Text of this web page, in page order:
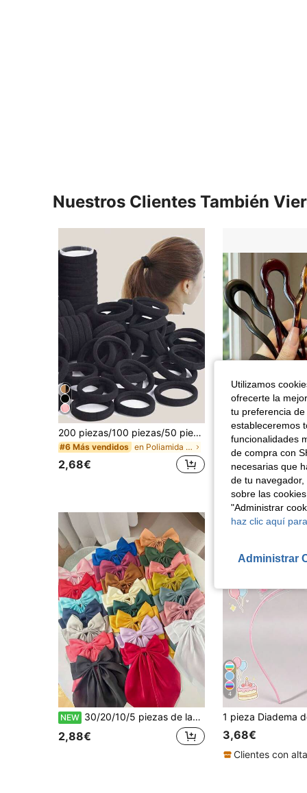
Nuestros Clientes También
200 piezas/100 piezas/50 piezas/30 piezas/20 piezas Bandas elásticas para el cabello de color negro sólido, para uso diario, simples y duraderas, sujetadores de cola de caballo gruesos, minimalistas y elegantes, accesorios para el cabello sin costuras y de gran elasticidad, adecuados para la vida diaria, ducha, rotura del cabello, pueden ser regalos de Navidad/Año Nuevo
#6 Más vendidos en Poliamida Accesorios para el cabello de las muj
2,68€
#1 Más vendidos
2,78€
NEW 30/20/10/5 piezas de lazos de satén grandes con colas largas para mujeres y niñas, estilo francés, lazos de cinta de seda grandes, pasadores de pelo, accesorios para el cabello Y2K, decoración de otoño
2,88€
4
3,68€
Utilizamos
ofrecerte la
tu preferencia
estableceremos
funcionalidades
de compra con
necesarias que
de tu
sobre las
"Administrar
haz clic aquí
Administrar